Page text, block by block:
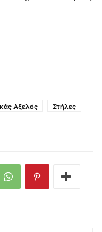
Αξελός
Στήλες